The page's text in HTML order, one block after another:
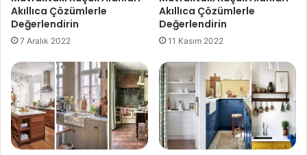
Akıllıca Çözümlerle
Değerlendirin
7 Aralık 2022
Akıllıca Çözümlerle
Değerlendirin
11 Kasım 2022